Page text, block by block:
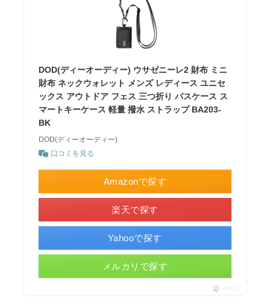
DOD(ディーオーディー) ウサゼニーレ2 財布 ミニ
財布 ネックウォレット メンズ レディース ユニセ
ックス アウトドア フェス 三つ折り パスケース ス
マートキーケース 軽量 撥水 ストラップ BA203-
BK
DOD(ディーオーディー)
口コミを見る
Amazonで探す
楽天で探す
Yahooで探す
メルカリで探す
ポチップ